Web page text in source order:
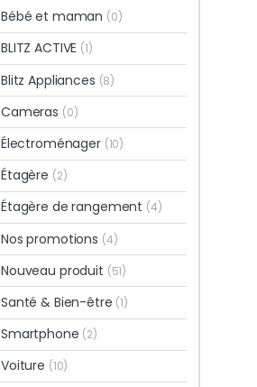
Bébé et maman (0)
BLITZ ACTIVE (1)
Blitz Appliances (8)
Cameras (0)
Électroménager (10)
Étagère (2)
Étagère de rangement (4)
Nos promotions (4)
Nouveau produit (51)
Santé & Bien-être (1)
Smartphone (2)
Voiture (10)